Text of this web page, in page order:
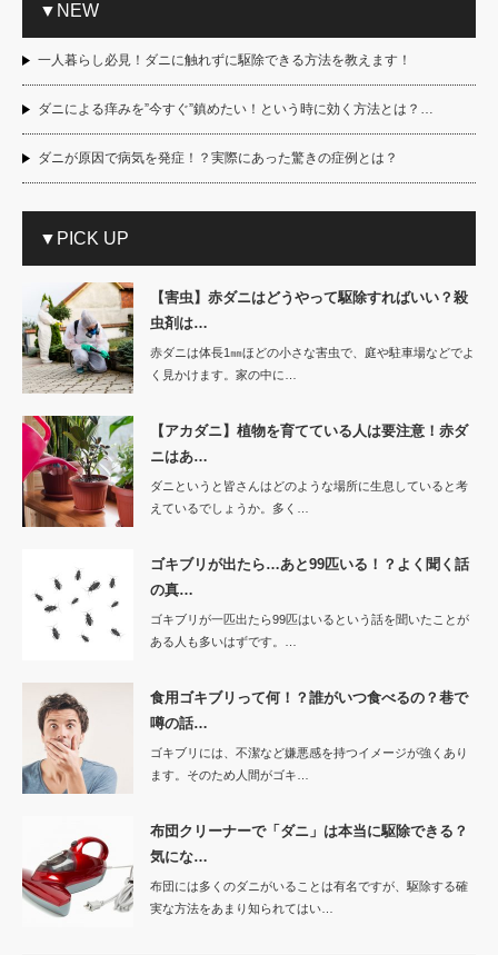
▼NEW
一人暮らし必見！ダニに触れずに駆除できる方法を教えます！
ダニによる痒みを”今すぐ”鎮めたい！という時に効く方法とは？…
ダニが原因で病気を発症！？実際にあった驚きの症例とは？
▼PICK UP
【害虫】赤ダニはどうやって駆除すればいい？殺
虫剤は…
赤ダニは体長1㎜ほどの小さな害虫で、庭や駐車場などでよ
く見かけます。家の中に…
【アカダニ】植物を育てている人は要注意！赤ダ
ニはあ…
ダニというと皆さんはどのような場所に生息していると考
えているでしょうか。多く…
ゴキブリが出たら…あと99匹いる！？よく聞く話
の真…
ゴキブリが一匹出たら99匹はいるという話を聞いたことが
ある人も多いはずです。…
食用ゴキブリって何！？誰がいつ食べるの？巷で
噂の話…
ゴキブリには、不潔など嫌悪感を持つイメージが強くあり
ます。そのため人間がゴキ…
布団クリーナーで「ダニ」は本当に駆除できる？
気にな…
布団には多くのダニがいることは有名ですが、駆除する確
実な方法をあまり知られてはい…